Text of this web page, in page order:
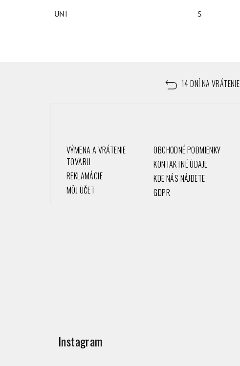
UNI S
14 DNÍ NA VRÁTENIE
VÝMENA A VRÁTENIE
TOVARU
REKLAMÁCIE
MÔJ ÚČET
OBCHODNÉ PODMIENKY
KONTAKTNÉ ÚDAJE
KDE NÁS NÁJDETE
GDPR
Instagram